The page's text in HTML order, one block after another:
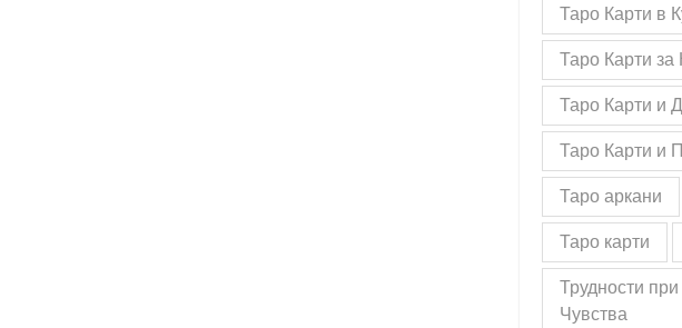
Таро Карти в
Таро Карти
Таро Карти и
Таро Карти и
Таро аркани
Таро карти
Трудности
Чувства